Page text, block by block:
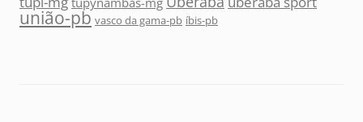
união-pb vasco da gama-pb íbis-pb